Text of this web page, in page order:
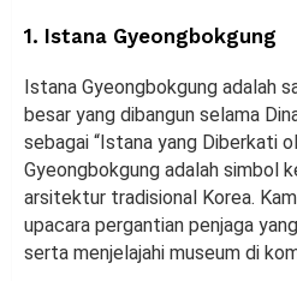
1. Istana Gyeongbokgung
Istana Gyeongbokgung adalah
besar yang dibangun selama
sebagai “Istana yang Diberkati
Gyeongbokgung adalah simbol
arsitektur tradisional Korea.
upacara pergantian penjaga
serta menjelajahi museum di